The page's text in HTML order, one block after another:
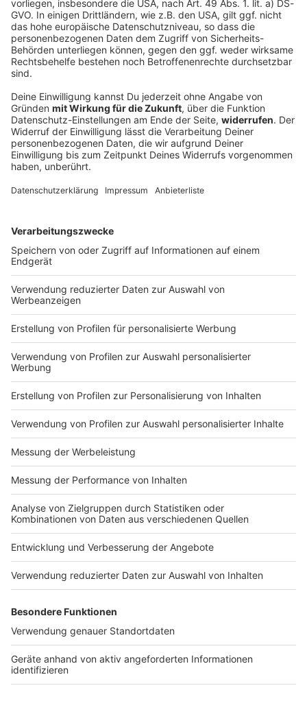
Männer klauen Plastikkrokodil auf
Festgelände in Straubing
Mit einem drei Meter langen Krokodil spazieren zwei
Männer übers Volksfest. Was hinter dem kuriosen
Auftaktabend des Volksfests in Straubing gab.
DEINE GEMERKTEN ARTIKEL
Du hast dir noch keine Artikel gemerkt
Markiere sie hierfür mit einem
Impressum
Nutzungsbedingungen
Jobs
Presse
Werben
Archiv
ANTENNE BAYERN GROUP
Stiftung ANTENNE BAYERN
hilft
Kontakt
Studio-Hotline
Verkehrs-Hotline
Newsletter